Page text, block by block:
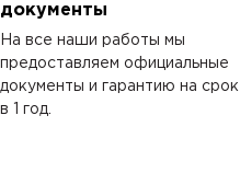
документы
На все наши работы мы
предоставляем официальные
документы и гарантию на срок
в 1 год.